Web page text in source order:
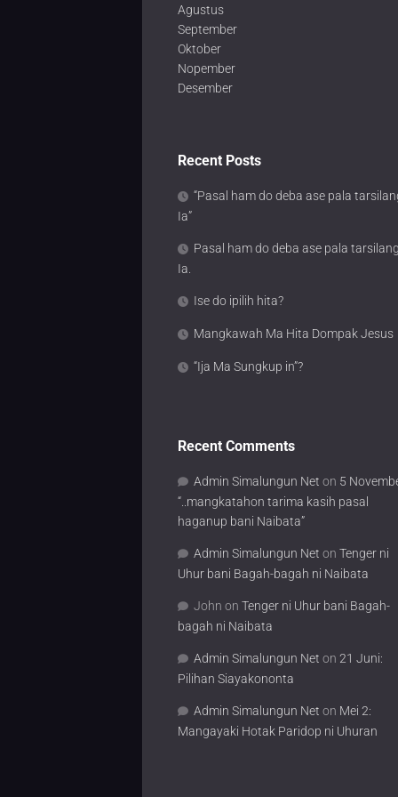
Agustus
September
Oktober
Nopember
Desember
Recent Posts
“Pasal ham do deba ase pala
Ia”
Pasal ham do deba ase pala
Ia.
Ise do ipilih hita?
Mangkawah Ma Hita Dompak Jesus
“Ija Ma Sungkup in”?
Recent Comments
Admin Simalungun Net on 5
“..mangkatahon tarima kasih pasal
haganup bani Naibata”
Admin Simalungun Net on Tenger ni
Uhur bani Bagah-bagah ni Naibata
John on Tenger ni Uhur bani Bagah-
bagah ni Naibata
Admin Simalungun Net on 21 Juni:
Pilihan Siayakononta
Admin Simalungun Net on Mei 2:
Mangayaki Hotak Paridop ni Uhuran